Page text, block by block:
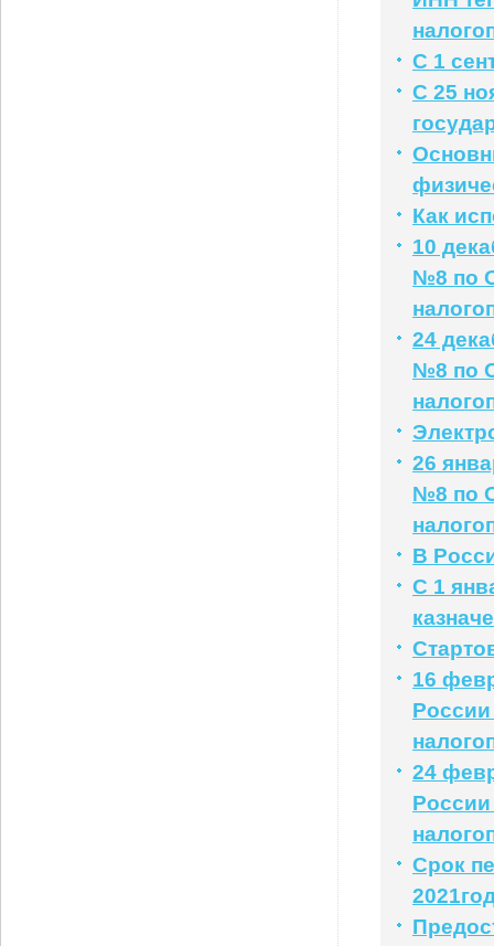
С 1
С 25
Как
10
№8 по
24
№8 по
26
№8 по
В
С 1
16
24
Срок